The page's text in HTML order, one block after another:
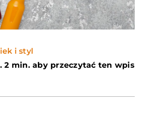
i styl
2 min. aby przeczytać ten wpis